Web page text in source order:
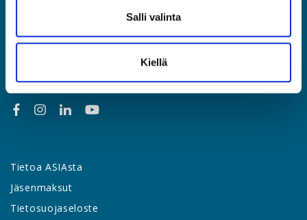
Salli valinta
Kiellä
Työsuhdeopas
Tietoa ASIAsta
Jäsenmaksut
Tietosuojaseloste